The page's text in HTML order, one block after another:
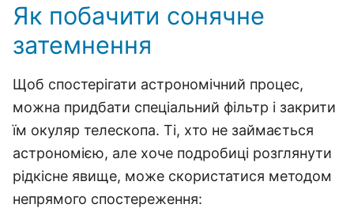
Як побачити сонячне
затемнення
Щоб спостерігати астрономічний процес,
можна придбати спеціальний фільтр і закрити
їм окуляр телескопа. Ті, хто не займається
астрономією, але хоче подробиці розглянути
рідкісне явище, може скористатися методом
непрямого спостереження: